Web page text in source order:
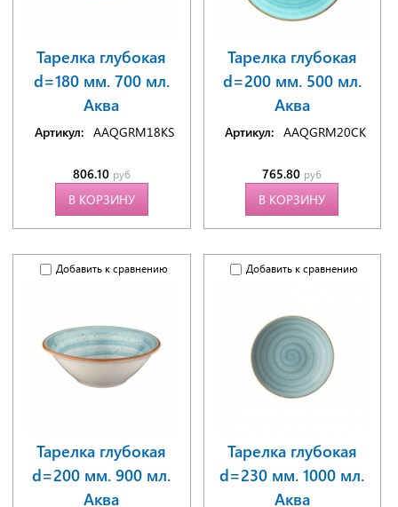
Тарелка глубокая
d=180 мм. 700 мл.
Аква
Артикул: AAQGRM18KS
806.10 руб
В КОРЗИНУ
Тарелка глубокая
d=200 мм. 500 мл.
Аква
Артикул: AAQGRM20CK
765.80 руб
В КОРЗИНУ
Добавить к сравнению
Тарелка глубокая
d=200 мм. 900 мл.
Аква
Добавить к сравнению
Тарелка глубокая
d=230 мм. 1000 мл.
Аква